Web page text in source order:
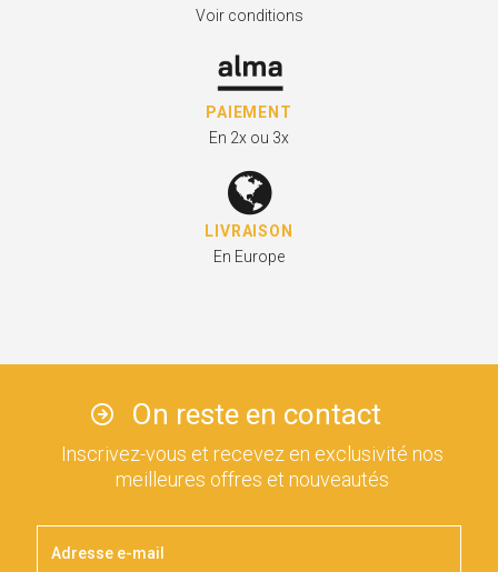
Voir conditions
PAIEMENT
En 2x ou 3x
LIVRAISON
En Europe
On reste en contact
Inscrivez-vous et recevez en exclusivité nos
meilleures offres et nouveautés